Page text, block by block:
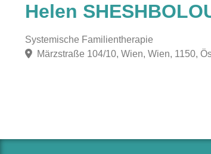
Helen
Systemische Familientherapie
Märzstraße 104/10, Wien, Wien, 1150,